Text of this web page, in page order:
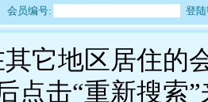
会员编号: 登
它地区居住的
点击“重新搜索